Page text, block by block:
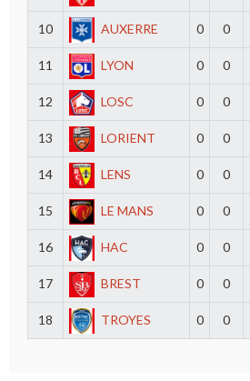
10 AUXERRE 0 0
11 LYON 0 0
12 LOSC 0 0
13 LORIENT 0 0
14 LENS 0 0
15 LE MANS 0 0
16 HAC 0 0
17 BREST 0 0
18 TROYES 0 0